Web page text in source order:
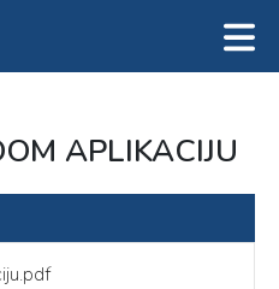
APLIKACIJU